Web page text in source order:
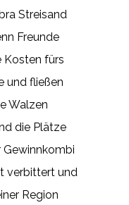
Streisand
Freunde
Kosten fürs
und fließen
Walzen
die Plätze
verbittert und
Region